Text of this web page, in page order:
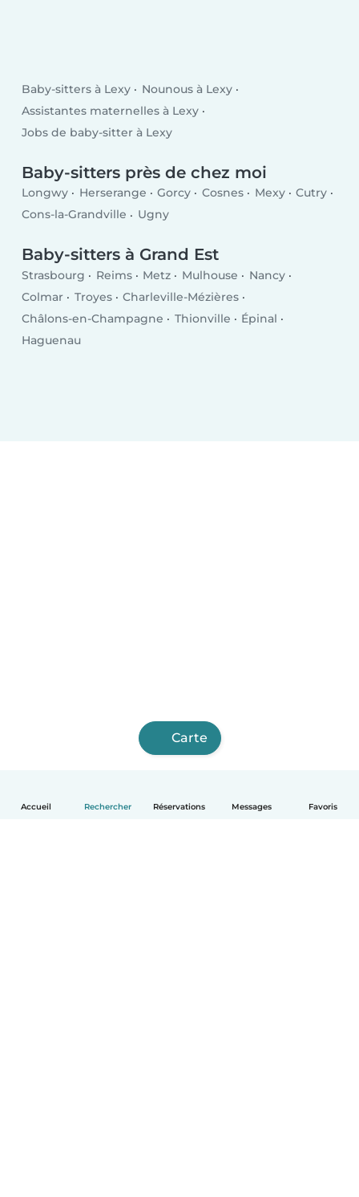
Accueil Rechercher Réservations Messages Favoris
Baby-sitters à Lexy
Nounous à Lexy
Assistantes maternelles à Lexy
Jobs de baby-sitter à Lexy
Baby-sitters près de chez moi
Longwy Herserange Gorcy Cosnes Mexy
Cutry
Cons-la-Grandville
Ugny
Baby-sitters à Grand Est
Strasbourg Reims Metz Mulhouse
Nancy
Colmar
Troyes
Charleville-Mézières
Châlons-en-Champagne
Thionville
Épinal
Haguenau
Carte